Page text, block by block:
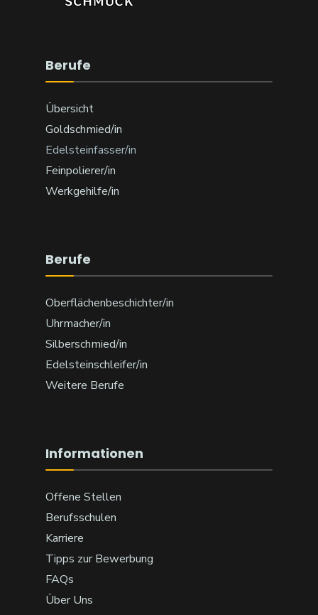
Berufe
Übersicht
Goldschmied/in
Edelsteinfasser/in
Feinpolierer/in
Werkgehilfe/in
Berufe
Oberflächenbeschichter/in
Uhrmacher/in
Silberschmied/in
Edelsteinschleifer/in
Weitere Berufe
Informationen
Offene Stellen
Berufsschulen
Karriere
Tipps zur Bewerbung
FAQs
Über Uns